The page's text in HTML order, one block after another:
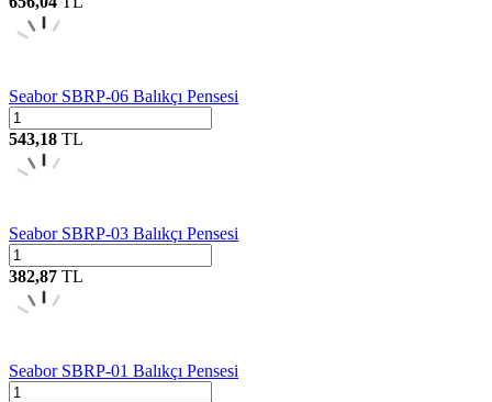
Seabor SBRP-06 Balıkçı Pensesi
543,18 TL
Seabor SBRP-03 Balıkçı Pensesi
382,87 TL
Seabor SBRP-01 Balıkçı Pensesi